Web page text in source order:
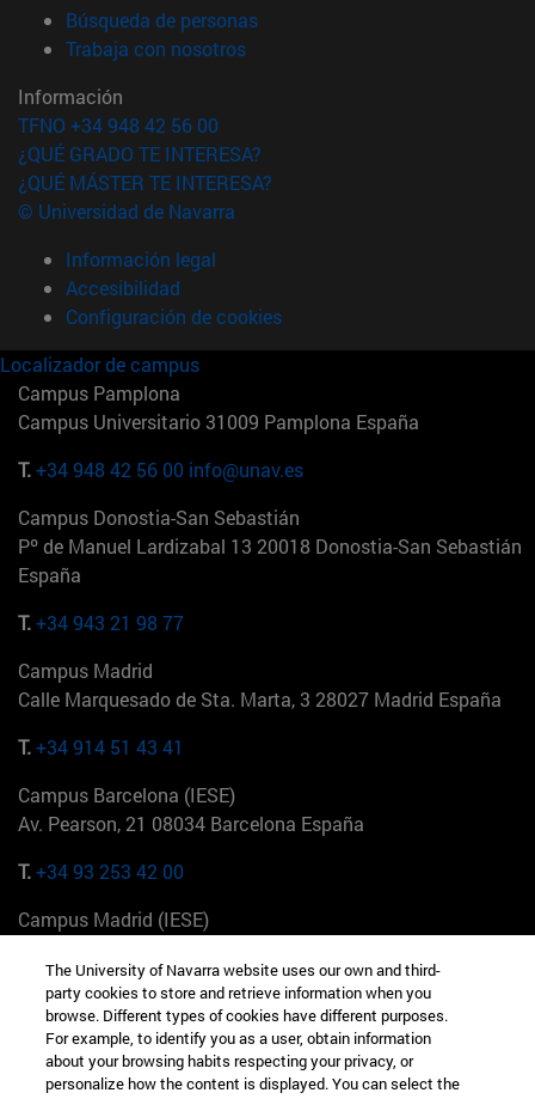
Búsqueda de personas(abre en nueva ventana)
Trabaja con nosotros(abre en nueva ventana)
Información
TFNO +34 948 42 56 00
¿QUÉ GRADO TE INTERESA?
¿QUÉ MÁSTER TE INTERESA?
© Universidad de Navarra
Información legal
Accesibilidad
Configuración de cookies
Localizador de campus
Campus Pamplona
Campus Universitario 31009 Pamplona España
T.+34 948 42 56 00 info@unav.es
Campus Donostia-San Sebastián
Pº de Manuel Lardizabal 13 20018 Donostia-San Sebastián
España
T.+34 943 21 98 77
Campus Madrid
Calle Marquesado de Sta. Marta, 3 28027 Madrid España
T.+34 914 51 43 41
Campus Barcelona (IESE)
Av. Pearson, 21 08034 Barcelona España
T.+34 93 253 42 00
Campus Madrid (IESE)
+34 912 11 30 00
Campus Nueva York (IESE)
165 W 57th St 10019-2201 Nueva York EE.UU
The University of Navarra website uses our own and third-
party cookies to store and retrieve information when you
browse. Different types of cookies have different purposes.
For example, to identify you as a user, obtain information
about your browsing habits respecting your privacy, or
personalize how the content is displayed. You can select the